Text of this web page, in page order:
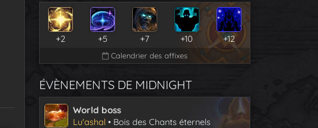
+2 +5 +7 +10 +12
Calendrier des affixes
ÉVÈNEMENTS DE MIDNIGHT
World boss
Lu'ashal • Bois des Chants éternels